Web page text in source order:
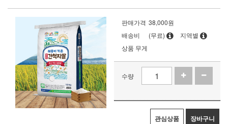
판매가격 38,000원
배송비
(무료)
지역별
상품 무게
수량
관심상품 장바구니